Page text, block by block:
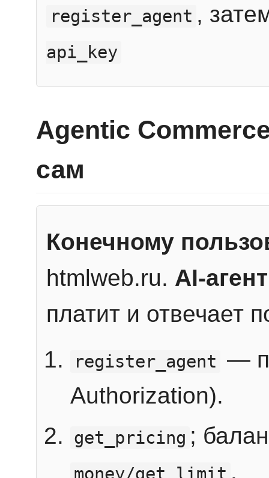
register_agent ,
api_key
Agentic
сам
Конечному
htmlweb.ru. AI-агент
платит и отвечает
register_agent —
Authorization).
get_pricing ;
.